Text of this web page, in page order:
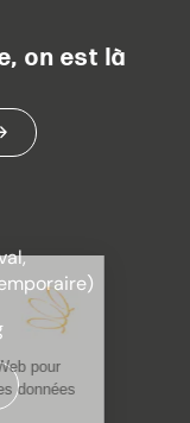
on est là